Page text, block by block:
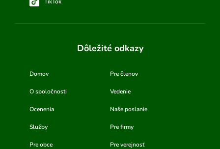
Dôležité odkazy
Domov Pre členov
O spoločnosti Vedenie
Ocenenia Naše poslanie
Služby Pre firmy
Pre obce Pre verejnosť